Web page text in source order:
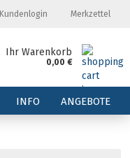
Kundenlogin Merkzettel
Ihr Warenkorb
0,00 €
INFO ANGEBOTE